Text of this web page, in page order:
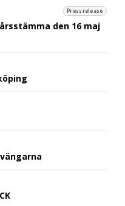
Pressrelease
den 16 maj